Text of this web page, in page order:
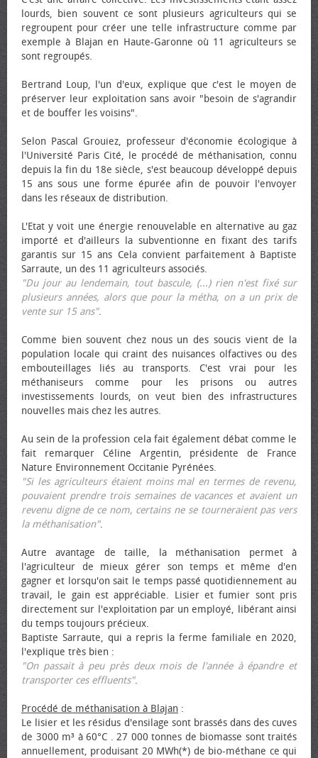
lourds, bien souvent ce sont plusieurs agriculteurs qui se
regroupent pour créer une telle infrastructure comme par
exemple à Blajan en Haute-Garonne où 11 agriculteurs se
sont regroupés.
Bertrand Loup, l'un d'eux, explique que c'est le moyen de
préserver leur exploitation sans avoir "besoin de s'agrandir
et de bouffer les voisins".
Selon Pascal Grouiez, professeur d'économie écologique à
l'Université Paris Cité, le procédé de méthanisation, connu
depuis la fin du 18e siècle, s'est beaucoup développé depuis
15 ans sous une forme épurée afin de pouvoir l'envoyer
dans les réseaux de distribution.
L'Etat y voit une énergie renouvelable en alternative au gaz
importé et d'ailleurs la subventionne en fixant des tarifs
garantis sur 15 ans Cela convient parfaitement à Baptiste
Sarraute, un des 11 agriculteurs associés.
"Du jour au lendemain, tout bascule, (...) rien n'est fixé sur
plusieurs années, alors que pour la métha, on a un prix de
vente sur 15 ans".
Comme bien souvent chez nous un des soucis vient de la
population locale qui craint des nuisances olfactives ou des
embouteillages liés au transports. C'est vrai pour les
méthaniseurs comme pour les prisons ou autres
investissements lourds, on veut bien des infrastructures
nouvelles mais chez les autres.
Au sein de la profession cela fait également débat comme le
fait remarquer Céline Argentin, présidente de France
Nature Environnement Occitanie Pyrénées.
"Si les agriculteurs étaient moins mal en termes de revenu,
pouvaient prendre trois semaines de vacances et avaient un
revenu digne de ce nom, certains ne se tourneraient pas vers
la méthanisation".
Autre avantage de taille, la méthanisation permet à
l'agriculteur de mieux gérer son temps et même d'en
gagner et lorsqu'on sait le temps passé quotidiennement au
travail, le gain est appréciable. Lisier et fumier sont pris
directement sur l'exploitation par un employé, libérant ainsi
du temps toujours précieux.
Baptiste Sarraute, qui a repris la ferme familiale en 2020,
l'explique très bien :
"On passait à peu près deux mois de l'année à épandre et
transporter ces effluents".
Procédé de méthanisation à Blajan :
Le lisier et les résidus d'ensilage sont brassés dans des cuves
de 3000 m³ à 60°C . 27 000 tonnes de biomasse sont traités
annuellement, produisant 20 MWh(*) de bio-méthane ce qui